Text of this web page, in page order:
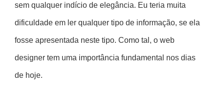
sem qualquer indício de elegância. Eu teria muita
dificuldade em ler qualquer tipo de informação, se ela
fosse apresentada neste tipo. Como tal, o web
designer tem uma importância fundamental nos dias
de hoje.